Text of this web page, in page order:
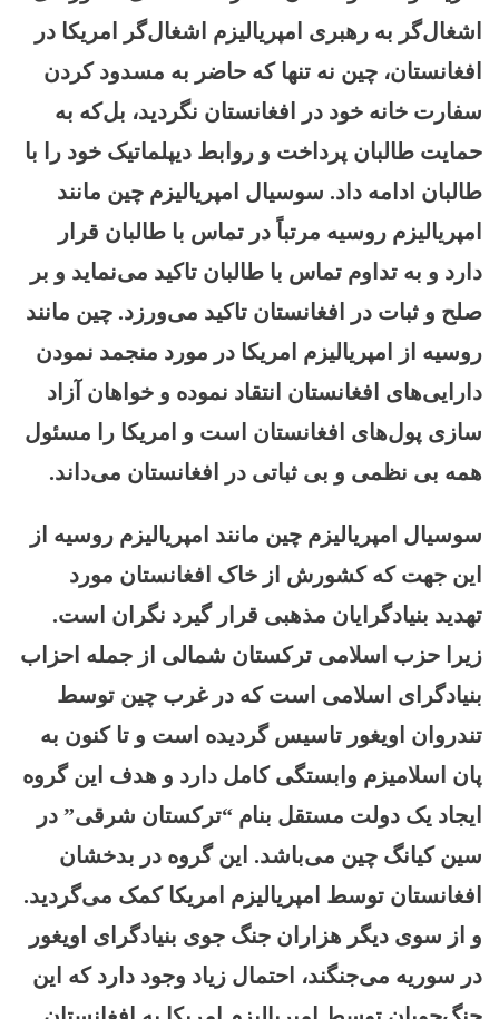
اشغال‌گر به رهبری امپریالیزم اشغال‌گر امریکا در
افغانستان، چین نه تنها که حاضر به مسدود کردن
سفارت خانه خود در افغانستان نگردید، بل‌که به
حمایت طالبان پرداخت و روابط دیپلماتیک خود را با
طالبان ادامه داد. سوسیال امپریالیزم چین مانند
امپریالیزم روسیه مرتباً در تماس با طالبان قرار
دارد و به تداوم تماس با طالبان تاکید می‌نماید و بر
صلح و ثبات در افغانستان تاکید می‌ورزد. چین مانند
روسیه از امپریالیزم امریکا در مورد منجمد نمودن
دارایی‌های افغانستان انتقاد نموده و خواهان آزاد
سازی پول‌های افغانستان است و امریکا را مسئول
همه بی نظمی و بی ثباتی در افغانستان می‌داند.
سوسیال امپریالیزم چین مانند امپریالیزم روسیه از
این جهت که کشورش از خاک افغانستان مورد
تهدید بنیادگرایان مذهبی قرار گیرد نگران است.
زیرا حزب اسلامی ترکستان شمالی از جمله احزاب
بنیادگرای اسلامی است که در غرب چین توسط
تندروان اویغور تاسیس گردیده است و تا کنون به
پان اسلامیزم وابستگی کامل دارد و هدف این گروه
ایجاد یک دولت مستقل بنام “ترکستان شرقی” در
سین کیانگ چین می‌باشد. این گروه در بدخشان
افغانستان توسط امپریالیزم امریکا کمک می‌گردید.
و از سوی دیگر هزاران جنگ جوی بنیادگرای اویغور
در سوریه می‌جنگند، احتمال زیاد وجود دارد که این